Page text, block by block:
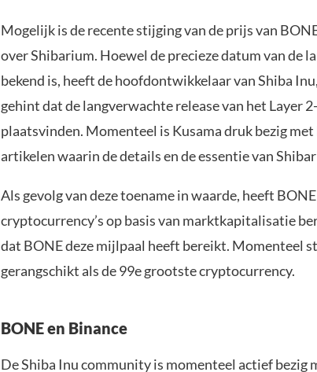
Mogelijk is de recente stijging van de prijs van
over Shibarium. Hoewel de precieze datum van de
bekend is, heeft de hoofdontwikkelaar van Shiba
gehint dat de langverwachte release van het Layer
plaatsvinden. Momenteel is Kusama druk bezig
artikelen waarin de details en de essentie van
Als gevolg van deze toename in waarde, heeft
cryptocurrency’s op basis van marktkapitalisatie
dat BONE deze mijlpaal heeft bereikt. Momenteel
gerangschikt als de 99e grootste cryptocurrency.
BONE en Binance
De Shiba Inu community is momenteel actief bezig